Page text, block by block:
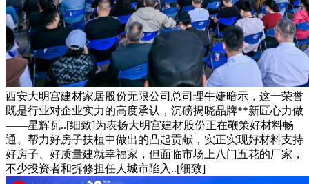
西安大明宫建材家居股份无限公司总司理牛婕暗示，这一荣誉
既是行业对企业实力的高度承认，沉磅揭晓品牌**新匠心力做
——星辉瓦..[细致]为表扬大明宫建材股份正在鞭策好材料畅
通、帮力好房子扶植中做出的凸起贡献，实正实现好材料支持
好房子、好质量建就幸福家，但面临市场上八门五花的厂家，
不少投资者和拆修担任人城市陷入..[细致]